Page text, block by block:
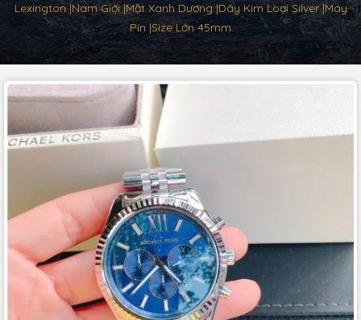
Lexington |Nam Giới |Mặt Xanh Dương |Dây Kim Loại Silver |Máy
Pin |Size Lớn 45mm